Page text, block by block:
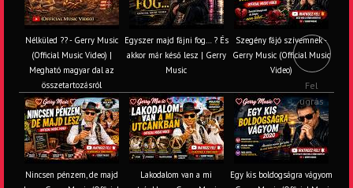
Nélküled ?? - Gerry Music
(Official Music Video) |
Megható magyar dal az
összetartozásról
Egyszer majd fájni fog… ? És
akkor már késő lesz | Gerry
Music
Szegény fájó szívemnek -
Gerry Music (Official Music
Video)
Nincsen pénzem, de majd
Lakodalom van a mi
Egy kis boldogságra vágyom
Fel
ugrás